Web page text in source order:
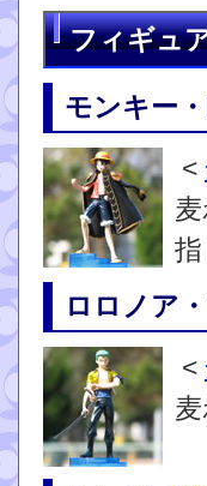
フィギュ
モンキー
<
指
ロロノア
<